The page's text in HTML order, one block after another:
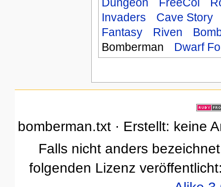
Invaders
Cave Story
Fantasy
Riven
Bomberman
Dwarf
bomberman.txt · Erstellt: keine
Falls nicht anders
folgenden Lizenz